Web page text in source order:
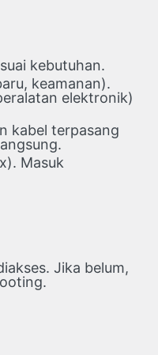
kebutuhan.
keamanan).
elektronik)
kabel terpasang
Masuk
Jika belum,